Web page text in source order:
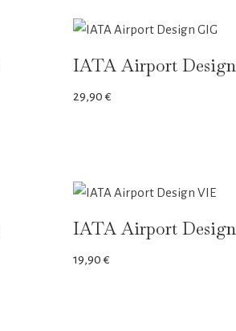
IATA Airport
29,90€
IATA Airport
19,90€